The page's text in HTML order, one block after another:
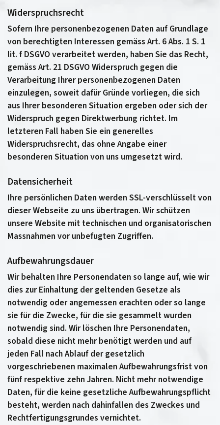
Widerspruchsrecht
Sofern Ihre personenbezogenen Daten auf Grundlage
von berechtigten Interessen gemäss Art. 6 Abs. 1 S. 1
lit. f DSGVO verarbeitet werden, haben Sie das Recht,
gemäss Art. 21 DSGVO Widerspruch gegen die
Verarbeitung Ihrer personenbezogenen Daten
einzulegen, soweit dafür Gründe vorliegen, die sich
aus Ihrer besonderen Situation ergeben oder sich der
Widerspruch gegen Direktwerbung richtet. Im
letzteren Fall haben Sie ein generelles
Widerspruchsrecht, das ohne Angabe einer
besonderen Situation von uns umgesetzt wird.
Datensicherheit
Ihre persönlichen Daten werden SSL-verschlüsselt von
dieser Webseite zu uns übertragen. Wir schützen
unsere Website mit technischen und organisatorischen
Massnahmen vor unbefugten Zugriffen.
Aufbewahrungsdauer
Wir behalten Ihre Personendaten so lange auf, wie wir
dies zur Einhaltung der geltenden Gesetze als
notwendig oder angemessen erachten oder so lange
sie für die Zwecke, für die sie gesammelt wurden
notwendig sind. Wir löschen Ihre Personendaten,
sobald diese nicht mehr benötigt werden und auf
jeden Fall nach Ablauf der gesetzlich
vorgeschriebenen maximalen Aufbewahrungsfrist von
fünf respektive zehn Jahren. Nicht mehr notwendige
Daten, für die keine gesetzliche Aufbewahrungspflicht
besteht, werden nach dahinfallen des Zweckes und
Rechtfertigungsgrundes vernichtet.